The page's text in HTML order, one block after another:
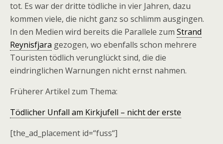
tot. Es war der dritte tödliche in vier Jahren, dazu
kommen viele, die nicht ganz so schlimm ausgingen.
In den Medien wird bereits die Parallele zum Strand
Reynisfjara gezogen, wo ebenfalls schon mehrere
Touristen tödlich verunglückt sind, die die
eindringlichen Warnungen nicht ernst nahmen.
Früherer Artikel zum Thema:
Tödlicher Unfall am Kirkjufell – nicht der erste
[the_ad_placement id=“fuss“]